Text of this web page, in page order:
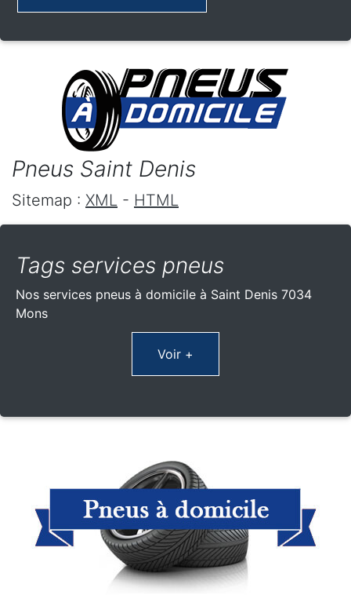
Pneus Saint Denis
Sitemap : XML - HTML
Tags services pneus
Nos services pneus à domicile à Saint Denis 7034
Mons
Voir +